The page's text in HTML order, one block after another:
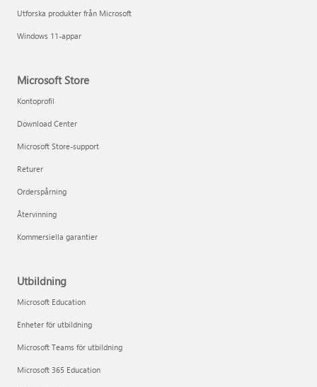
Utforska produkter från Microsoft
Windows 11-appar
Microsoft Store
Kontoprofil
Download Center
Microsoft Store-support
Returer
Orderspårning
Återvinning
Kommersiella garantier
Utbildning
Microsoft Education
Enheter för utbildning
Microsoft Teams för utbildning
Microsoft 365 Education